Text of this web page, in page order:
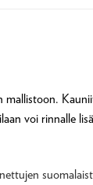
voi rinnalle